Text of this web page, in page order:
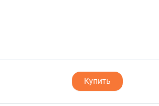
Купить